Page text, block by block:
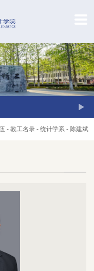
- 教工名录 - 统计学系 - 陈建斌